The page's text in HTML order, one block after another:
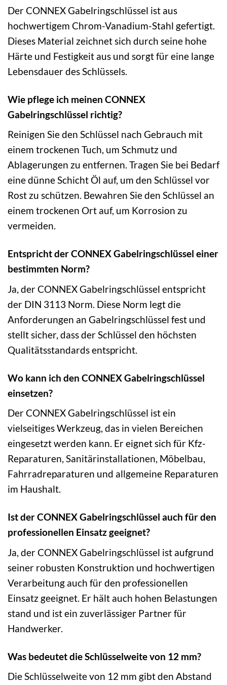
Der CONNEX Gabelringschlüssel ist aus
hochwertigem Chrom-Vanadium-Stahl gefertigt.
Dieses Material zeichnet sich durch seine hohe
Härte und Festigkeit aus und sorgt für eine lange
Lebensdauer des Schlüssels.
Wie pflege ich meinen CONNEX
Gabelringschlüssel richtig?
Reinigen Sie den Schlüssel nach Gebrauch mit
einem trockenen Tuch, um Schmutz und
Ablagerungen zu entfernen. Tragen Sie bei Bedarf
eine dünne Schicht Öl auf, um den Schlüssel vor
Rost zu schützen. Bewahren Sie den Schlüssel an
einem trockenen Ort auf, um Korrosion zu
vermeiden.
Entspricht der CONNEX Gabelringschlüssel einer
bestimmten Norm?
Ja, der CONNEX Gabelringschlüssel entspricht
der DIN 3113 Norm. Diese Norm legt die
Anforderungen an Gabelringschlüssel fest und
stellt sicher, dass der Schlüssel den höchsten
Qualitätsstandards entspricht.
Wo kann ich den CONNEX Gabelringschlüssel
einsetzen?
Der CONNEX Gabelringschlüssel ist ein
vielseitiges Werkzeug, das in vielen Bereichen
eingesetzt werden kann. Er eignet sich für Kfz-
Reparaturen, Sanitärinstallationen, Möbelbau,
Fahrradreparaturen und allgemeine Reparaturen
im Haushalt.
Ist der CONNEX Gabelringschlüssel auch für den
professionellen Einsatz geeignet?
Ja, der CONNEX Gabelringschlüssel ist aufgrund
seiner robusten Konstruktion und hochwertigen
Verarbeitung auch für den professionellen
Einsatz geeignet. Er hält auch hohen Belastungen
stand und ist ein zuverlässiger Partner für
Handwerker.
Was bedeutet die Schlüsselweite von 12 mm?
Die Schlüsselweite von 12 mm gibt den Abstand